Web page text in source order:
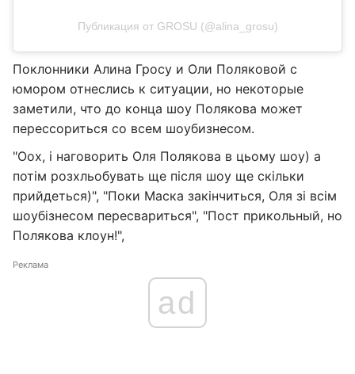
Публикация от GROSU (@alina_grosu)
Поклонники Алина Гросу и Оли Поляковой с
юмором отнеслись к ситуации, но некоторые
заметили, что до конца шоу Полякова может
перессориться со всем шоубизнесом.
"Оох, і наговорить Оля Полякова в цьому шоу) а
потім розхльобувать ще після шоу ще скільки
прийдеться)", "Поки Маска закінчиться, Оля зі всім
шоубізнесом пересвариться", "Пост прикольный, но
Полякова клоун!",
Реклама
ad